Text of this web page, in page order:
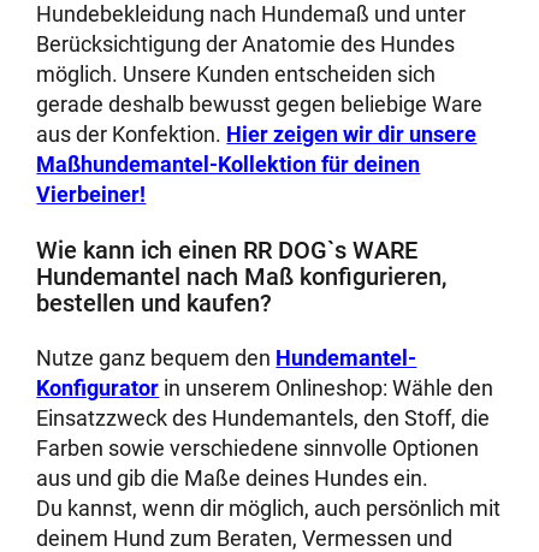
Hundebekleidung nach Hundemaß und unter
Berücksichtigung der Anatomie des Hundes
möglich. Unsere Kunden entscheiden sich
gerade deshalb bewusst gegen beliebige Ware
aus der Konfektion. Hier zeigen wir dir unsere
Maßhundemantel-Kollektion für deinen
Vierbeiner!
Wie kann ich einen RR DOG`s WARE
Hundemantel nach Maß konfigurieren,
bestellen und kaufen?
Nutze ganz bequem den Hundemantel-
Konfigurator in unserem Onlineshop: Wähle den
Einsatzzweck des Hundemantels, den Stoff, die
Farben sowie verschiedene sinnvolle Optionen
aus und gib die Maße deines Hundes ein.
Du kannst, wenn dir möglich, auch persönlich mit
deinem Hund zum Beraten, Vermessen und